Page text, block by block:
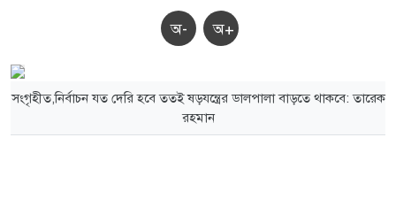
অ- অ+
সংগৃহীত,নির্বাচন যত দেরি হবে ততই ষড়যন্ত্রের ডালপালা বাড়তে থাকবে: তারেক
রহমান